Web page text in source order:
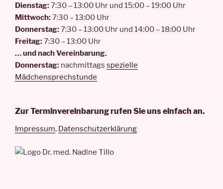
Dienstag:7:30 – 13:00 Uhr und 15:00 – 19:00 Uhr
Mittwoch:7:30 – 13:00 Uhr
Donnerstag:7:30 – 13:00 Uhr und 14:00 – 18:00 Uhr
Freitag:7:30 – 13:00 Uhr
… und nach Vereinbarung.
Donnerstag: nachmittags spezielle
Mädchensprechstunde
Zur Terminvereinbarung rufen Sie uns einfach an.
Impressum, Datenschutzerklärung